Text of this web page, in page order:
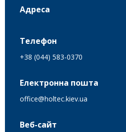
Адреса
Телефон
+38 (044) 583-0370
Електронна пошта
office@holtec.kiev.ua
Веб-сайт